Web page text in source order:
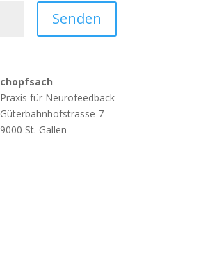
Senden
chopfsach
Praxis für Neurofeedback
Güterbahnhofstrasse 7
9000 St. Gallen